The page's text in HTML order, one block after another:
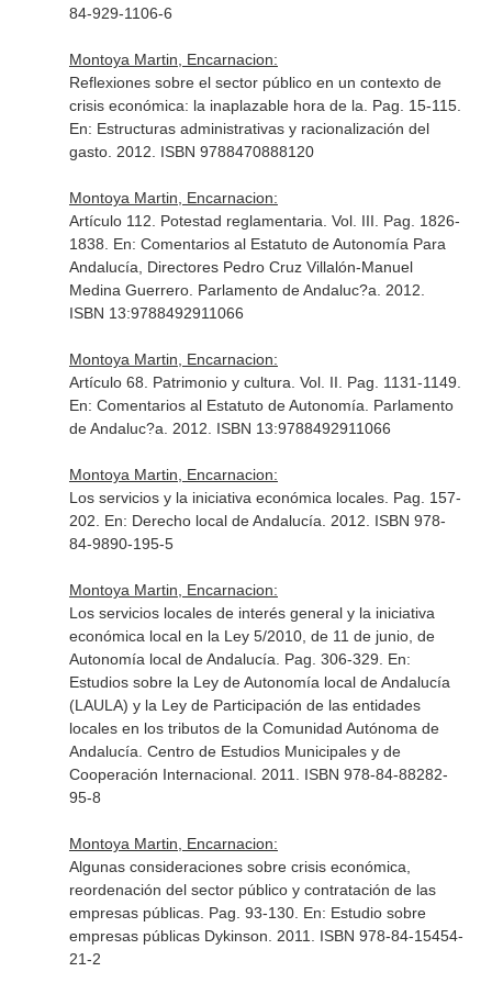
84-929-1106-6
Montoya Martin, Encarnacion:
Reflexiones sobre el sector público en un contexto de
crisis económica: la inaplazable hora de la. Pag. 15-115.
En: Estructuras administrativas y racionalización del
gasto. 2012. ISBN 9788470888120
Montoya Martin, Encarnacion:
Artículo 112. Potestad reglamentaria. Vol. III. Pag. 1826-
1838. En: Comentarios al Estatuto de Autonomía Para
Andalucía, Directores Pedro Cruz Villalón-Manuel
Medina Guerrero. Parlamento de Andaluc?a. 2012.
ISBN 13:9788492911066
Montoya Martin, Encarnacion:
Artículo 68. Patrimonio y cultura. Vol. II. Pag. 1131-1149.
En: Comentarios al Estatuto de Autonomía . Parlamento
de Andaluc?a. 2012. ISBN 13:9788492911066
Montoya Martin, Encarnacion:
Los servicios y la iniciativa económica locales. Pag. 157-
202. En: Derecho local de Andalucía . 2012. ISBN 978-
84-9890-195-5
Montoya Martin, Encarnacion:
Los servicios locales de interés general y la iniciativa
económica local en la Ley 5/2010, de 11 de junio, de
Autonomía local de Andalucía. Pag. 306-329. En:
Estudios sobre la Ley de Autonomía local de Andalucía
(LAULA) y la Ley de Participación de las entidades
locales en los tributos de la Comunidad Autónoma de
Andalucía . Centro de Estudios Municipales y de
Cooperación Internacional. 2011. ISBN 978-84-88282-
95-8
Montoya Martin, Encarnacion:
Algunas consideraciones sobre crisis económica,
reordenación del sector público y contratación de las
empresas públicas. Pag. 93-130. En: Estudio sobre
empresas públicas Dykinson . 2011. ISBN 978-84-15454-
21-2